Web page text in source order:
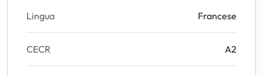
Lingua Francese
CECR A2